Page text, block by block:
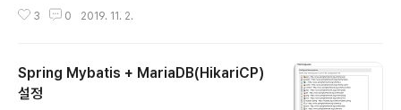
pository.com/ Maven Repository: Search/Browse/Explore Reacti
LEASE org.springframework.security spring-security-..
3 0 2019. 11. 2.
Spring Mybatis + MariaDB(HikariCP)
설정